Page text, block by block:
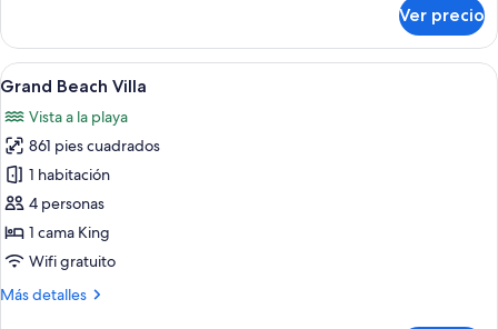
Beach
Suite
with
Ver precio
Abrir
todas
las
fotos
de
Grand
Beach
Villa
Un resort con construcciones de
5
Grand Beach Villa
Vista a la playa
861 pies cuadrados
1 habitación
4 personas
1 cama King
Wifi gratuito
Más detalles
Más